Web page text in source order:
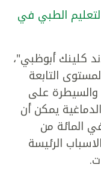
الطبي في
كلينك أبوظبي"،
التابعة
والسيطرة على
يمكن أن
في تجنب ما يصل إلى 80 في المائة من
الرئيسة